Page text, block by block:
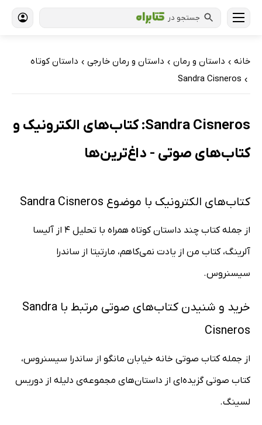
جستجو در
خانه › داستان و رمان › داستان و رمان خارجی › داستان کوتاه
›
Sandra Cisneros
Sandra Cisneros: کتاب‌های الکترونیک و
کتاب‌های صوتی - داغ‌ترین‌ها
کتاب‌های الکترونیک با موضوع Sandra Cisneros
از جمله کتاب چند داستان کوتاه همراه با تحلیل 4 از آلیسا
آلرینگ، کتاب من از یادت نمی‌کاهم، مارتیتا از ساندرا
سیسنروس.
خرید و شنیدن کتاب‌های صوتی مرتبط با Sandra
Cisneros
از جمله کتاب صوتی خانه خیابان مانگو از ساندرا سیسنروس،
کتاب صوتی گزیده‌ای از داستان‌های مجموعه‌ی دلیله از دوریس
لسینگ.